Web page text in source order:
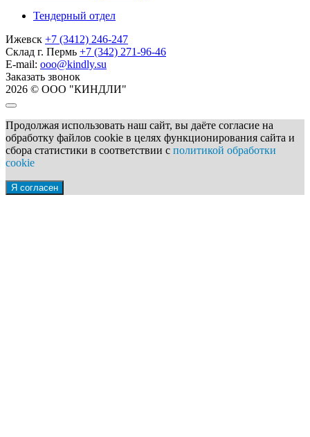
Тендерный отдел
Ижевск +7 (3412) 246-247
Склад г. Пермь +7 (342) 271-96-46
E-mail: ooo@kindly.su
Заказать звонок
2026 © ООО "КИНДЛИ"
Продолжая использовать наш сайт, вы даёте согласие на
обработку файлов cookie в целях функционирования сайта и
сбора статистики в соответствии с политикой обработки
cookie
Я согласен